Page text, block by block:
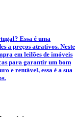
Essa é uma
a preços atrativos. Neste
em leilões de imóveis
para garantir um bom
e rentável, essa é a sua